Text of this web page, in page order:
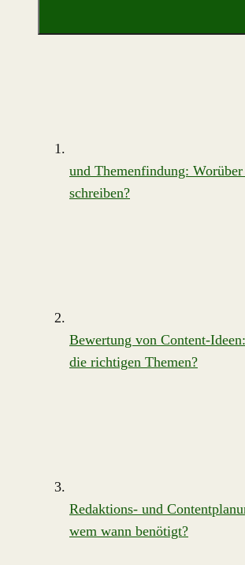
und Themenfindung:
schreiben?
Bewertung von Content-
die richtigen Themen?
Redaktions- und
wem wann benötigt?